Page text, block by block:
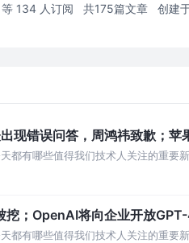
等 134 人订阅 共175篇文章 创建
现错误问答，周鸿祎致歉；苹
都有哪些值得我们技术人关注的重要
儿童手表出现
挖；OpenAI将向企业开放
都有哪些值得我们技术人关注的重要